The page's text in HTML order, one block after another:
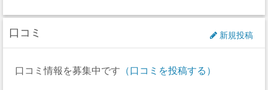
ゴルフ
口コミ 新規投稿
口コミ情報を募集中です （口コミを投稿する）